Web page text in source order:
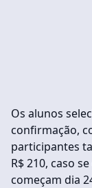
Os alunos
confirmação,
participantes
R$ 210, caso
começam dia